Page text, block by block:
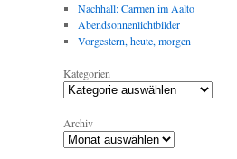
Nachhall: Carmen im Aalto
Abendsonnenlichtbilder
Vorgestern, heute, morgen
Kategorien
Archiv